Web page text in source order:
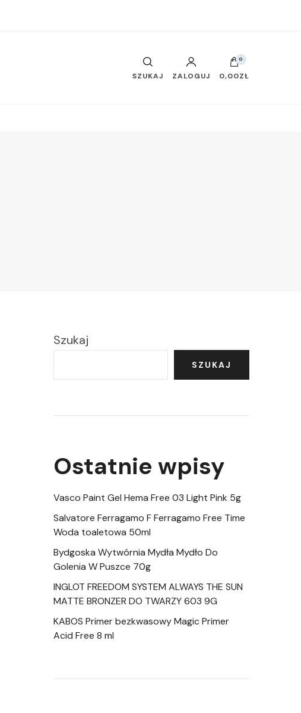
SZUKAJ ZALOGUJ
0
0,00ZŁ
Szukaj
SZUKAJ
Ostatnie wpisy
Vasco Paint Gel Hema Free 03 Light Pink 5g
Salvatore Ferragamo F Ferragamo Free Time
Woda toaletowa 50ml
Bydgoska Wytwórnia Mydła Mydło Do
Golenia W Puszce 70g
INGLOT FREEDOM SYSTEM ALWAYS THE SUN
MATTE BRONZER DO TWARZY 603 9G
KABOS Primer bezkwasowy Magic Primer
Acid Free 8 ml